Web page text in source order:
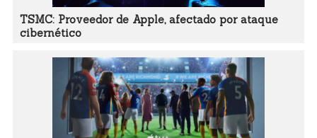
TSMC: Proveedor de Apple, afectado por ataque
cibernético